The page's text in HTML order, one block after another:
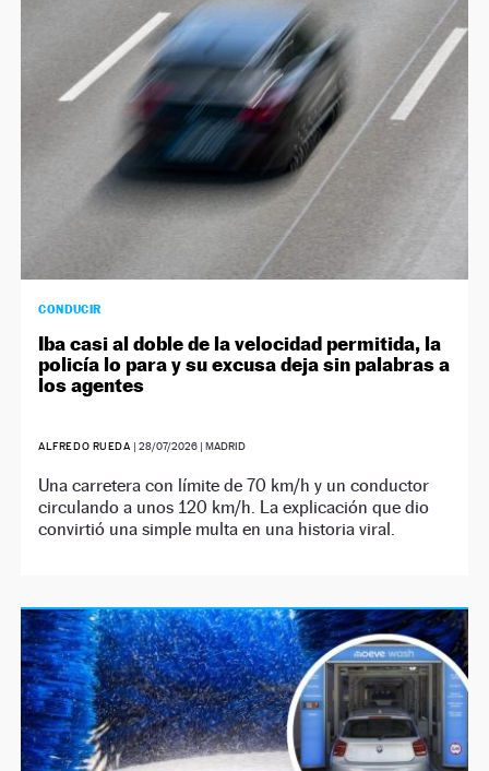
CONDUCIR
Iba casi al doble de la velocidad permitida, la
policía lo para y su excusa deja sin palabras a
los agentes
ALFREDO RUEDA | 28/07/2026| MADRID
Una carretera con límite de 70 km/h y un conductor
circulando a unos 120 km/h. La explicación que dio
convirtió una simple multa en una historia viral.